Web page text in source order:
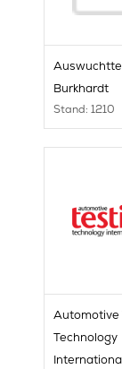
Burkhardt
Stand: 1210
Automotive
Technology